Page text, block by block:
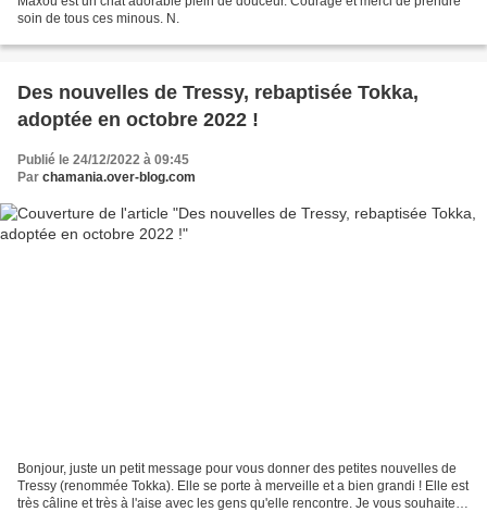
soin de tous ces minous. N.
Des nouvelles de Tressy, rebaptisée Tokka,
adoptée en octobre 2022 !
Publié le 24/12/2022 à 09:45
Par chamania.over-blog.com
Bonjour, juste un petit message pour vous donner des petites nouvelles de
Tressy (renommée Tokka). Elle se porte à merveille et a bien grandi ! Elle est
très câline et très à l'aise avec les gens qu'elle rencontre. Je vous souhaite